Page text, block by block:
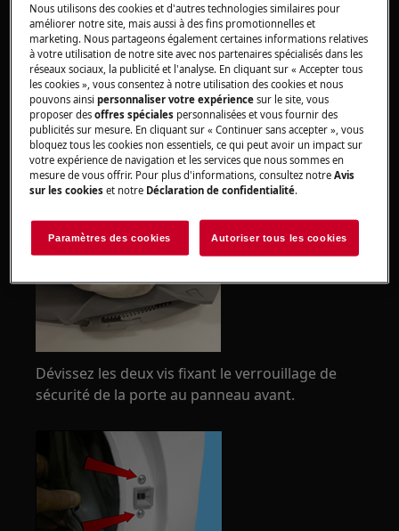
Veuillez noter que l'auto-réparation ou la réparation
non professionnelle peut avoir des conséquences sur
la sécurité si elle n'est pas effectuée correctement.
DISPOSITIF DE SÉCURITÉ DE PORTE
Retirez l'anneau en plastique fixant le joint de
porte à l'armoire. Dégagez le joint du boîtier.
Dévissez les deux vis fixant le verrouillage de
sécurité de la porte au panneau avant.
Nous utilisons des cookies et d'autres technologies similaires pour
améliorer notre site, mais aussi à des fins promotionnelles et
marketing. Nous partageons également certaines informations relatives
à votre utilisation de notre site avec nos partenaires spécialisés dans les
réseaux sociaux, la publicité et l'analyse. En cliquant sur « Accepter tous
les cookies », vous consentez à notre utilisation des cookies et nous
pouvons ainsipersonnaliser votre expériencesur le site, vous
proposer desoffres spéciales personnalisées et vous fournir des
publicités sur mesure. En cliquant sur « Continuer sans accepter », vous
bloquez tous les cookies non essentiels, ce qui peut avoir un impact sur
votre expérience de navigation et les services que nous sommes en
mesure de vous offrir. Pour plus d'informations, consultez notreAvis
sur les cookies et notre Déclaration de confidentialité.
Paramètres des cookies Autoriser tous les cookies